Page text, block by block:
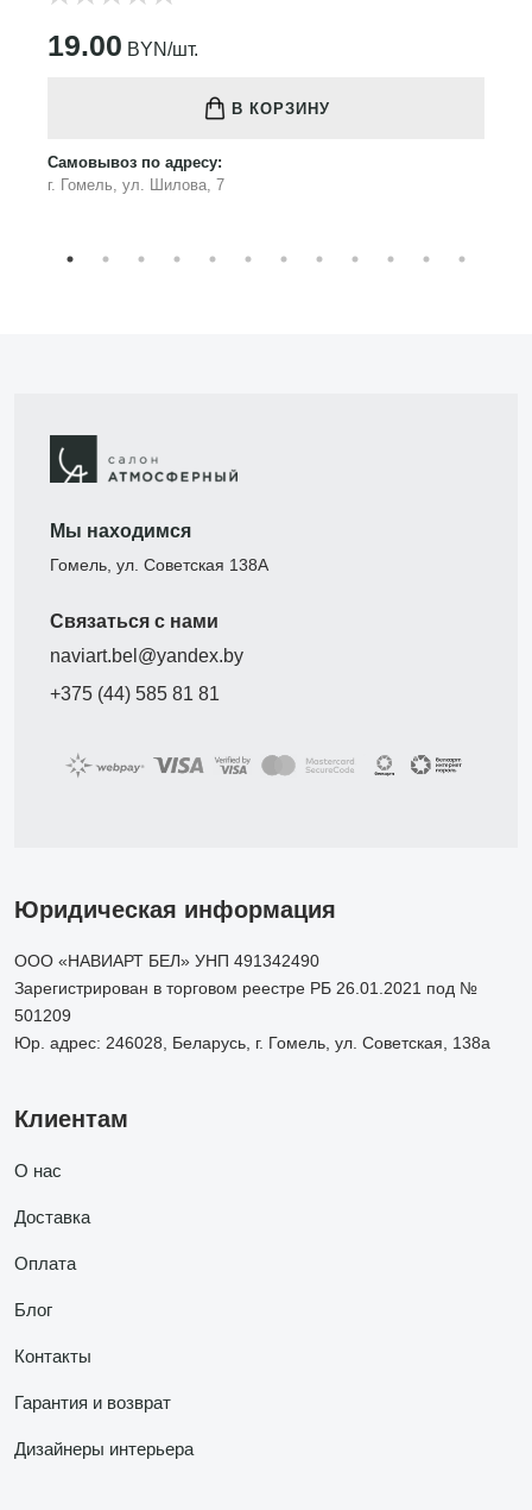
19.00 BYN/шт.
В КОРЗИНУ
Самовывоз по адресу:
г. Гомель, ул. Шилова, 7
Мы находимся
Гомель, ул. Советская 138А
Связаться с нами
naviart.bel@yandex.by
+375 (44) 585 81 81
Юридическая информация
ООО «НАВИАРТ БЕЛ» УНП 491342490
Зарегистрирован в торговом реестре РБ 26.01.2021 под №
501209
Юр. адрес: 246028, Беларусь, г. Гомель, ул. Советская, 138а
Клиентам
О нас
Доставка
Оплата
Блог
Контакты
Гарантия и возврат
Дизайнеры интерьера